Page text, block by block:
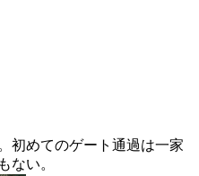
初めてのゲート通過は一家
ない。